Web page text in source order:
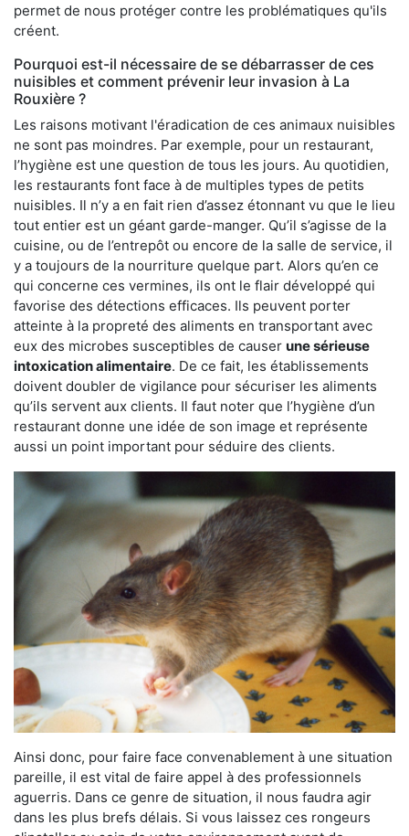
permet de nous protéger contre les problématiques qu'ils
créent.
Pourquoi est-il nécessaire de se débarrasser de ces
nuisibles et comment prévenir leur invasion à La
Rouxière ?
Les raisons motivant l'éradication de ces animaux nuisibles
ne sont pas moindres. Par exemple, pour un restaurant,
l’hygiène est une question de tous les jours. Au quotidien,
les restaurants font face à de multiples types de petits
nuisibles. Il n’y a en fait rien d’assez étonnant vu que le lieu
tout entier est un géant garde-manger. Qu’il s’agisse de la
cuisine, ou de l’entrepôt ou encore de la salle de service, il
y a toujours de la nourriture quelque part. Alors qu’en ce
qui concerne ces vermines, ils ont le flair développé qui
favorise des détections efficaces. Ils peuvent porter
atteinte à la propreté des aliments en transportant avec
eux des microbes susceptibles de causer une sérieuse
intoxication alimentaire. De ce fait, les établissements
doivent doubler de vigilance pour sécuriser les aliments
qu’ils servent aux clients. Il faut noter que l’hygiène d’un
restaurant donne une idée de son image et représente
aussi un point important pour séduire des clients.
Ainsi donc, pour faire face convenablement à une situation
pareille, il est vital de faire appel à des professionnels
aguerris. Dans ce genre de situation, il nous faudra agir
dans les plus brefs délais. Si vous laissez ces rongeurs